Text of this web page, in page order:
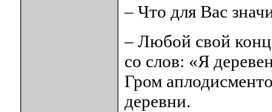
– Что для Вас
– Любой свой
со слов: «Я
Гром
деревни.